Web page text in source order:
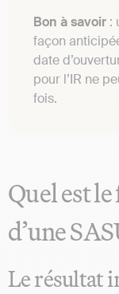
Bon à savoir :
façon
date
pour l’IR ne
fois.
Quel est
d’une
Le résultat